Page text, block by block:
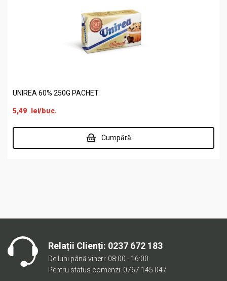
UNIREA 60% 250G PACHET.
5,49 lei/buc.
Cumpără
Relații Clienți: 0237 672 183
De luni până vineri: 08:00 - 16:00
Pentru status comenzi: 0767 145 047